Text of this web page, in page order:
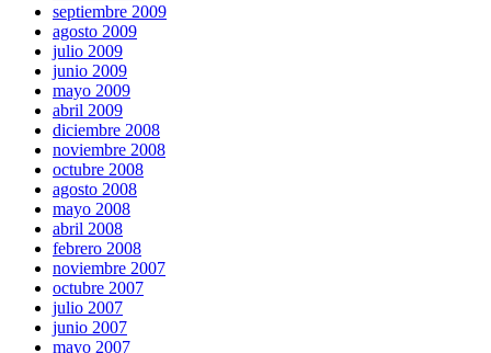
septiembre 2009
agosto 2009
julio 2009
junio 2009
mayo 2009
abril 2009
diciembre 2008
noviembre 2008
octubre 2008
agosto 2008
mayo 2008
abril 2008
febrero 2008
noviembre 2007
octubre 2007
julio 2007
junio 2007
mayo 2007